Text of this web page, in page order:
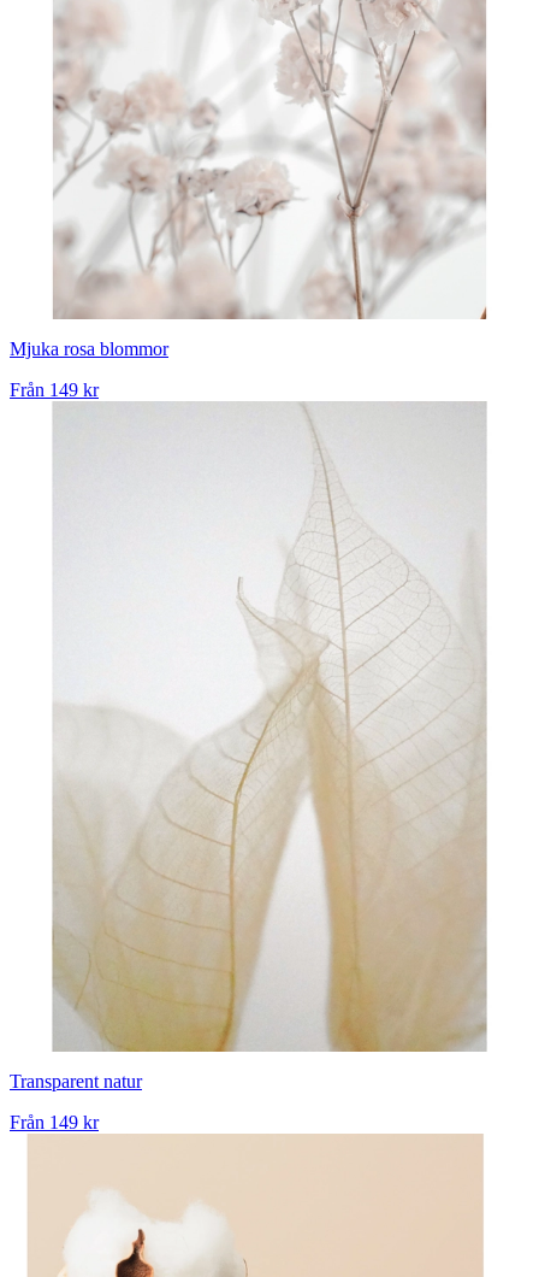
Mjuka rosa blommor
Från 149 kr
Transparent natur
Från 149 kr